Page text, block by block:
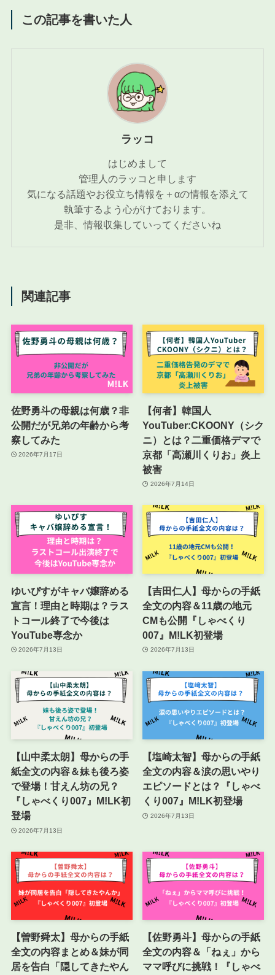
この記事を書いた人
ラッコ
はじめまして
管理人のラッコと申します
気になる話題やお役立ち情報を＋αの情報を添えて
執筆するよう心がけております。
是非、情報収集していってくださいね
関連記事
佐野勇斗の母親は何歳？非
公開だが兄弟の年齢から考
察してみた
2026年7月17日
【何者】韓国人
YouTuber:CKOONY（シク
ニ）とは？二重価格デマで
京都「高瀬川くりお」炎上
被害
2026年7月14日
ゆいぴすがキャバ嬢辞める
宣言！理由と時期は？ラス
トコール終了で今後は
YouTube専念か
2026年7月13日
【吉田仁人】母からの手紙
全文の内容＆11歳の地元
CMも公開『しゃべくり
007』M!LK初登場
2026年7月13日
【山中柔太朗】母からの手
紙全文の内容＆妹も後ろ姿
で登場！甘えん坊の兄？
『しゃべくり007』M!LK初
登場
2026年7月13日
【塩崎太智】母からの手紙
全文の内容＆涙の思いやり
エピソードとは？『しゃべ
くり007』M!LK初登場
2026年7月13日
【曽野舜太】母からの手紙
全文の内容まとめ＆妹が同
居を告白「隠してきたやん
【佐野勇斗】母からの手紙
全文の内容＆「ねぇ」から
ママ呼びに挑戦！『しゃべ